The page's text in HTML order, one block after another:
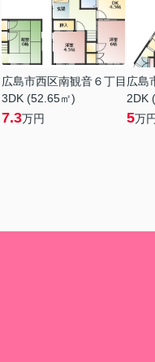
広島市西区南観音６丁目
3DK (52.65㎡)
7.3万円
広島
2DK
5万円